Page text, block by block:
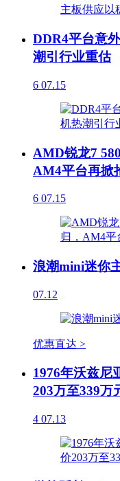
DDR4平台意
潮引行业重估
6 07.15
AMD锐龙7
AM4平台再掀
6 07.15
浪潮mini迷你
07.12
优惠直达 >
1976年沃兹尼
203万至339万
4 07.13